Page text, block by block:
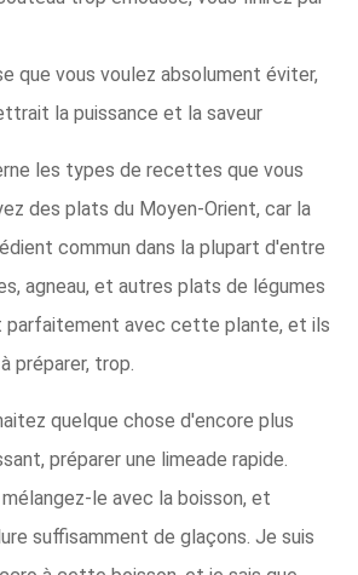
que vous voulez absolument éviter,
la puissance et la saveur
les types de recettes que vous
des plats du Moyen-Orient, car la
commun dans la plupart d'entre
agneau, et autres plats de légumes
parfaitement avec cette plante, et ils
préparer, trop.
quelque chose d'encore plus
préparer une limeade rapide.
le avec la boisson, et
suffisamment de glaçons. Je suis